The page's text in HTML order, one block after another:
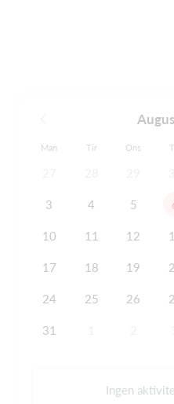
Man Tir Ons
3 4 5
10 11 12
17 18 19
24 25 26
31
Ingen